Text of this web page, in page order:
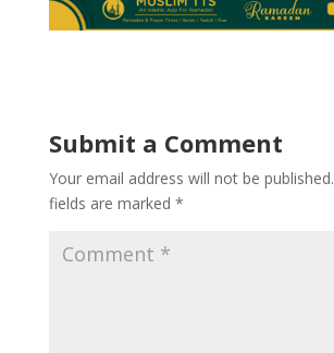
Submit a Comment
Your email address will not be published.
fields are marked *